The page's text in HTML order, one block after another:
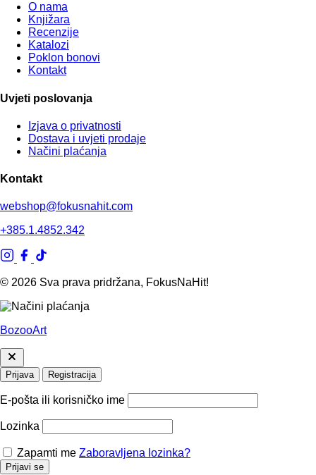
O nama
Knjižara
Recenzije
Katalozi
Poklon bonovi
Kontakt
Uvjeti poslovanja
Izjava o privatnosti
Dostava i uvjeti prodaje
Načini plaćanja
Kontakt
webshop@fokusnahit.com
+385.1.4852.342
© 2026 Sva prava pridržana, FokusNaHit!
BozooArt
Prijava Registracija
E-pošta ili korisničko ime
Lozinka
Zapamti me Zaboravljena lozinka?
Prijavi se